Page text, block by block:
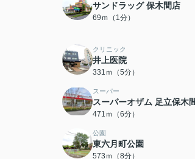
サンドラッグ 保木間店
69ｍ（1分）
クリニック
井上医院
331ｍ（5分）
スーパー
スーパーオザム 足立保木
471ｍ（6分）
公園
東六月町公園
573ｍ（8分）